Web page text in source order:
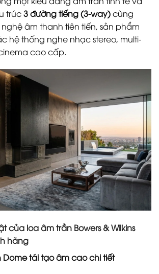
trúc3 đường tiếng (3-way)cùng
âm thanh tiên tiến, sản phẩm
hệ thống nghe nhạc stereo, multi-
cao cấp.
của loa âm trần Bowers & Wilkins
hãng
Dome tái tạo âm cao chi tiết